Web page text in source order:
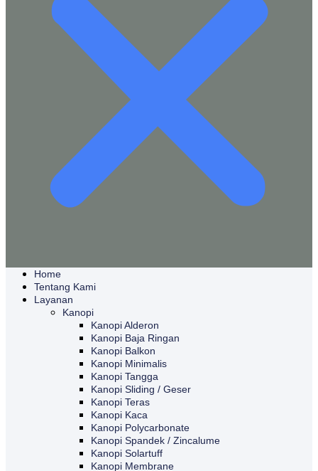
Home
Tentang Kami
Layanan
Kanopi
Kanopi Alderon
Kanopi Baja Ringan
Kanopi Balkon
Kanopi Minimalis
Kanopi Tangga
Kanopi Sliding / Geser
Kanopi Teras
Kanopi Kaca
Kanopi Polycarbonate
Kanopi Spandek / Zincalume
Kanopi Solartuff
Kanopi Membrane